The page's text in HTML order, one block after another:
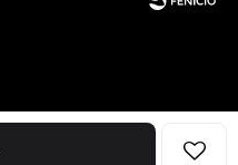
Fenicio